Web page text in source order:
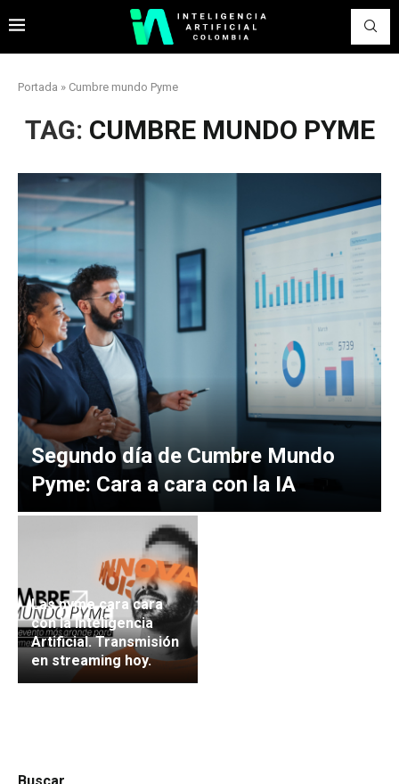
Portada » Cumbre mundo Pyme
TAG: CUMBRE MUNDO PYME
Segundo día de Cumbre Mundo
Pyme: Cara a cara con la IA
Las pyme cara cara
con la Inteligencia
Artificial. Transmisión
en streaming hoy.